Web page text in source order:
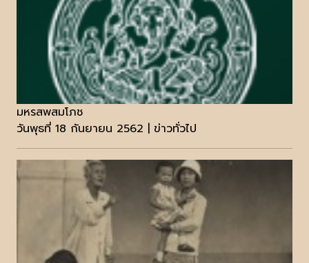
มหรสพสมโภช
วันพุธที่ 18 กันยายน 2562 | ข่าวทั่วไป